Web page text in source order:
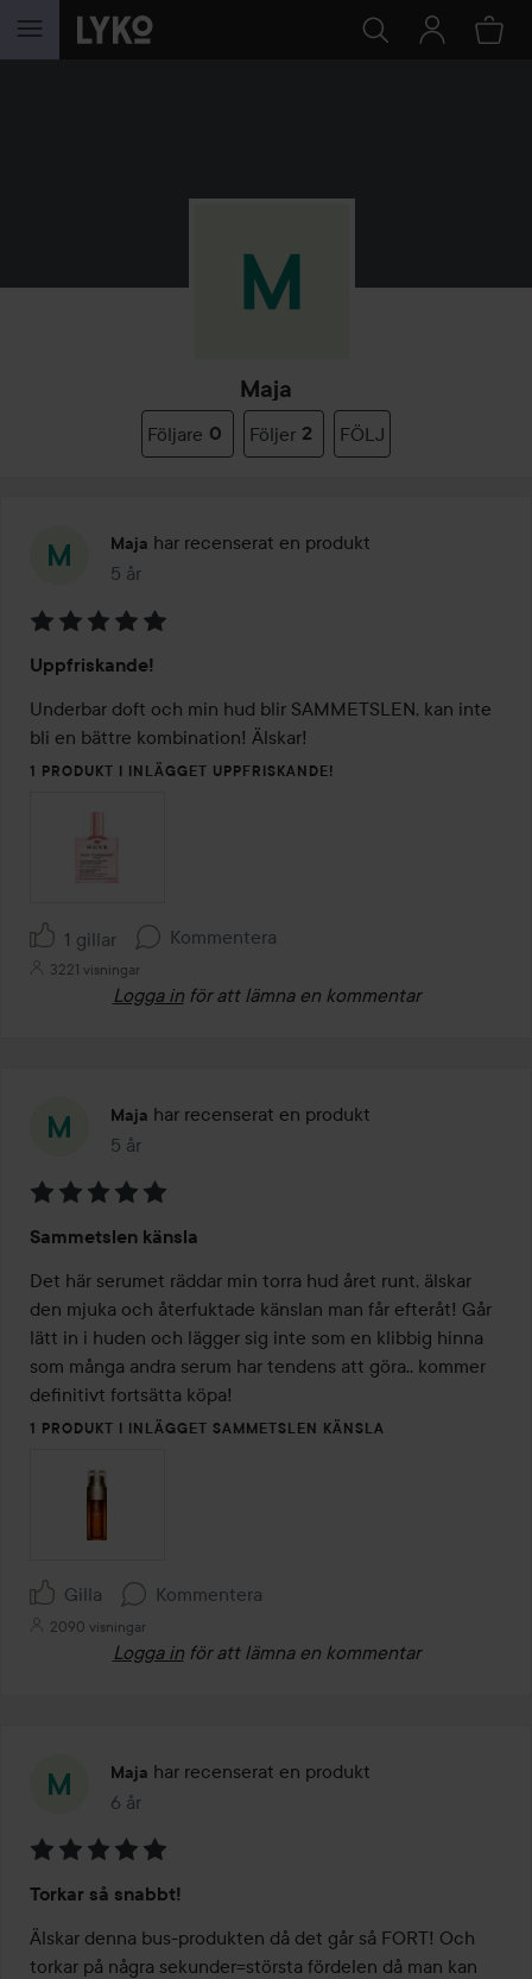
HOPPA TILL INNEHÅLLET
Maja
Följare 0 Följer 2 FÖLJ
Maja har recenserat en produkt
5 år
Inlägget skapades 5 år
5
av
5
Uppfriskande!
Underbar doft och min hud blir SAMMETSLEN, kan inte
bli en bättre kombination! Älskar!
1 PRODUKT I INLÄGGET UPPFRISKANDE!
1 gillar Kommentera
3221 visningar
Logga in för att lämna en kommentar
Maja har recenserat en produkt
5 år
Inlägget skapades 5 år
5
av
5
Sammetslen känsla
Det här serumet räddar min torra hud året runt, älskar
den mjuka och återfuktade känslan man får efteråt! Går
lätt in i huden och lägger sig inte som en klibbig hinna
som många andra serum har tendens att göra.. kommer
definitivt fortsätta köpa!
1 PRODUKT I INLÄGGET SAMMETSLEN KÄNSLA
Gilla Kommentera
2090 visningar
Logga in för att lämna en kommentar
Maja har recenserat en produkt
6 år
Inlägget skapades 6 år
5
av
5
Torkar så snabbt!
Älskar denna bus-produkten då det går så FORT! Och
torkar på några sekunder=största fördelen då man kan